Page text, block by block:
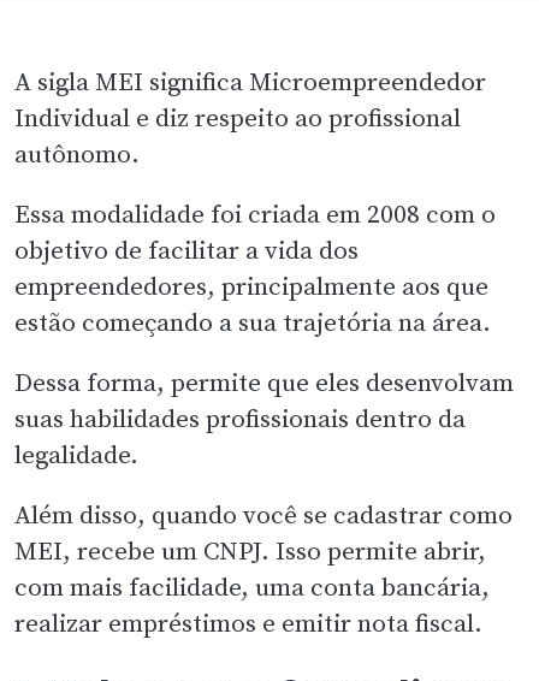
A sigla MEI significa Microempreendedor
Individual e diz respeito ao profissional
autônomo.
Essa modalidade foi criada em 2008 com o
objetivo de facilitar a vida dos
empreendedores, principalmente aos que
estão começando a sua trajetória na área.
Dessa forma, permite que eles desenvolvam
suas habilidades profissionais dentro da
legalidade.
Além disso, quando você se cadastrar como
MEI, recebe um CNPJ. Isso permite abrir,
com mais facilidade, uma conta bancária,
realizar empréstimos e emitir nota fiscal.